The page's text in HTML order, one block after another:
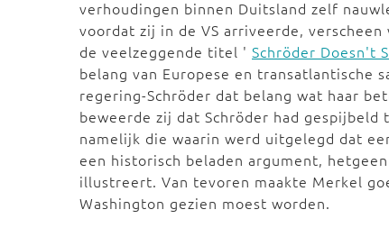
verhoudingen binnen Duitsland zelf
voordat zij in de VS arriveerde,
de veelzeggende titel ' Schröder Doesn't
belang van Europese en transatlantische
regering-Schröder dat belang wat haar
beweerde zij dat Schröder had
namelijk die waarin werd uitgelegd dat
een historisch beladen argument,
illustreert. Van tevoren maakte Merkel
Washington gezien moest worden.